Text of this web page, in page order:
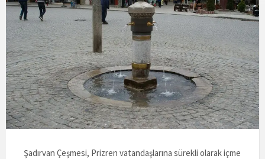
Şadırvan Çeşmesi, Prizren vatandaşlarına sürekli olarak içme